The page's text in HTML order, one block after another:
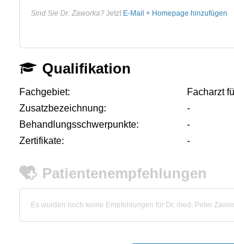
Sind Sie Dr. Zaworka? Jetzt E-Mail + Homepage hinzufügen
Qualifikation
Fachgebiet:
Facharzt
Zusatzbezeichnung:
-
Behandlungsschwerpunkte:
-
Zertifikate:
-
Patientenempfehlungen
Es wurden noch keine Empfehlungen für Dr. med. Peter